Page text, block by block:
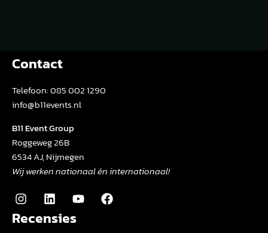
Contact
Telefoon:085 002 1290
info@b11events.nl
B11 Event Group
Roggeweg 26B
6534 AJ, Nijmegen
Wij werken nationaal én internationaal!
Recensies